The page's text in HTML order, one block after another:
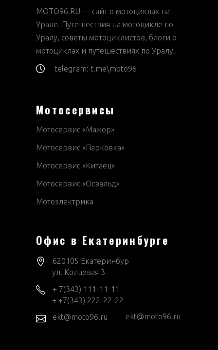
MOTO96.RU — сайт о мотоциклах на
Урале. Путешествия на мотоцикле по
Уралу, советы мотоциклистов, блоги о
мотоциклах и путешествиях по Уралу.
telegram: t.me\moto96
Мотосервисы
Мотосервис «Мажор»
Мотосервис «Парковка»
Мотосервис «Китаец»
Мотосервис «Освальд»
Мотоэлектрика
Офис в Екатеринбурге
620105 Екатеринбур
ул. Колцевая 3
+ 7(343) 111-11-11
+ +7(343) 222-22-22
ekt@moto96.ru
ekt@moto96.ru